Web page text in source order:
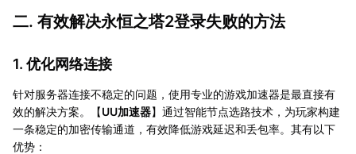
二. 有效解决永恒之塔2登录失败的方法
1. 优化网络连接
针对服务器连接不稳定的问题，使用专业的游戏加速器是最直接有
效的解决方案。【UU加速器】通过智能节点选路技术，为玩家构建
一条稳定的加密传输通道，有效降低游戏延迟和丢包率。其有以下
优势：